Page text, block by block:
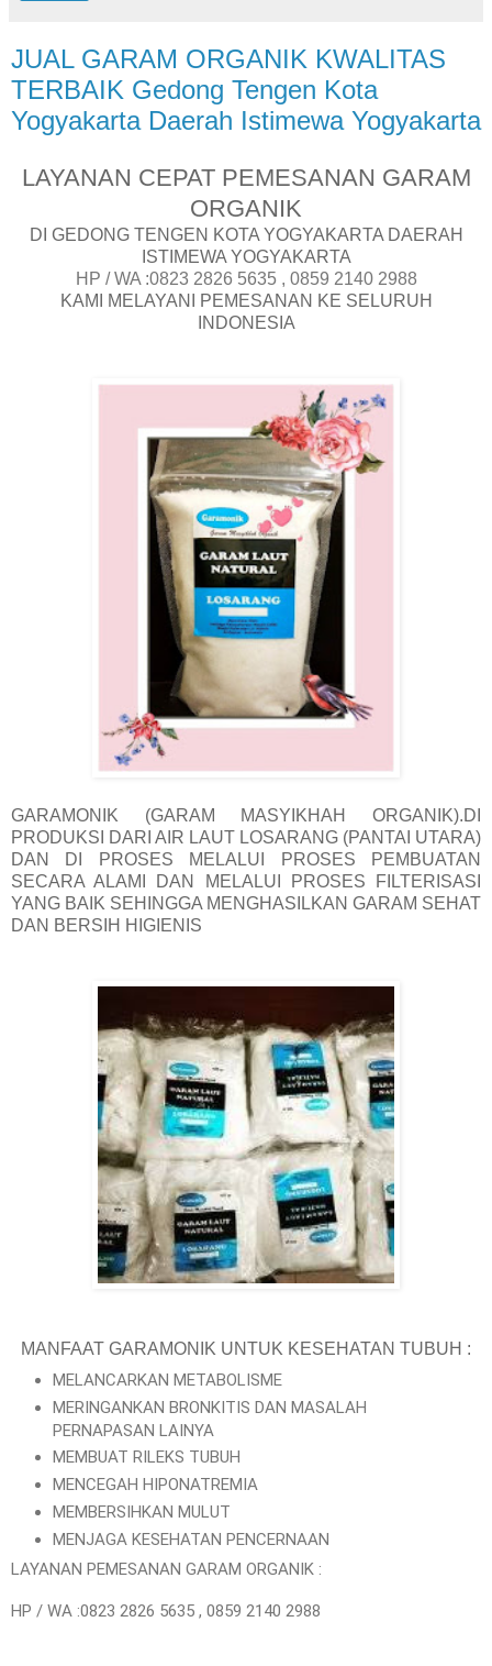
JUAL GARAM ORGANIK KWALITAS
TERBAIK Gedong Tengen Kota
Yogyakarta Daerah Istimewa Yogyakarta
LAYANAN CEPAT PEMESANAN GARAM
ORGANIK
DI GEDONG TENGEN KOTA YOGYAKARTA DAERAH
ISTIMEWA YOGYAKARTA
HP / WA :0823 2826 5635 , 0859 2140 2988
KAMI MELAYANI PEMESANAN KE SELURUH
INDONESIA
GARAMONIK (GARAM MASYIKHAH ORGANIK).DI
PRODUKSI DARI AIR LAUT LOSARANG (PANTAI UTARA)
DAN DI PROSES MELALUI PROSES PEMBUATAN
SECARA ALAMI DAN MELALUI PROSES FILTERISASI
YANG BAIK SEHINGGA MENGHASILKAN GARAM SEHAT
DAN BERSIH HIGIENIS
MANFAAT GARAMONIK UNTUK KESEHATAN TUBUH :
MELANCARKAN METABOLISME
MERINGANKAN BRONKITIS DAN MASALAH
PERNAPASAN LAINYA
MEMBUAT RILEKS TUBUH
MENCEGAH HIPONATREMIA
MEMBERSIHKAN MULUT
MENJAGA KESEHATAN PENCERNAAN
LAYANAN PEMESANAN GARAM ORGANIK :
HP / WA :0823 2826 5635 , 0859 2140 2988